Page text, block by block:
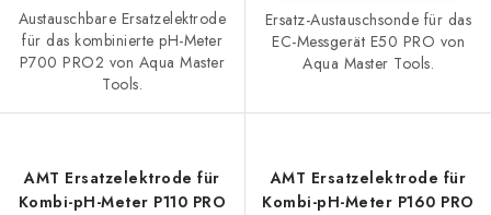
Austauschbare Ersatzelektrode
für das kombinierte pH-Meter
P700 PRO2 von Aqua Master
Tools.
Ersatz-Austauschsonde für das
EC-Messgerät E50 PRO von
Aqua Master Tools.
AMT Ersatzelektrode für
Kombi-pH-Meter P110 PRO
AMT Ersatzelektrode für
Kombi-pH-Meter P160 PRO